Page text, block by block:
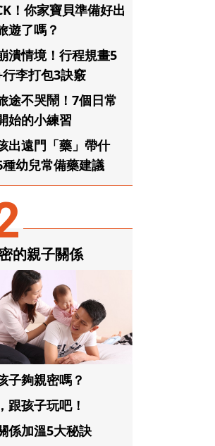
！你家寶貝準備好出
遊了嗎？
潰情境！行程規畫5
李打包3訣竅
途不哭鬧！7個日常
始的小練習
出遠門「藥」帶什
幼兒常備藥建議
的親子關係
子夠親密嗎？
跟孩子玩吧！
係加溫5大秘訣